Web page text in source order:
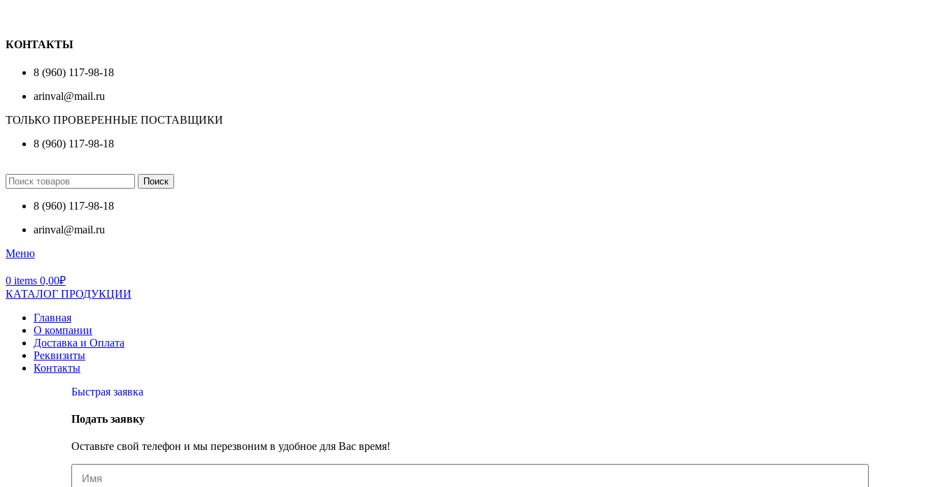
КОНТАКТЫ
8 (960) 117-98-18
arinval@mail.ru
ТОЛЬКО ПРОВЕРЕННЫЕ ПОСТАВЩИКИ
8 (960) 117-98-18
Поиск
8 (960) 117-98-18
arinval@mail.ru
Меню
0 items 0,00₽
КАТАЛОГ ПРОДУКЦИИ
Главная
О компании
Доставка и Оплата
Реквизиты
Контакты
Быстрая заявка
Подать заявку
Оставьте свой телефон и мы перезвоним в удобное для Вас время!